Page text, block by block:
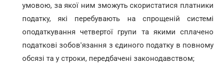
умовою, за якої ним зможуть скористатися платники
податку, які перебувають на спрощеній системі
оподаткування четвертої групи та якими сплачено
податкові зобов'язання з єдиного податку в повному
обсязі та у строки, передбачені законодавством;